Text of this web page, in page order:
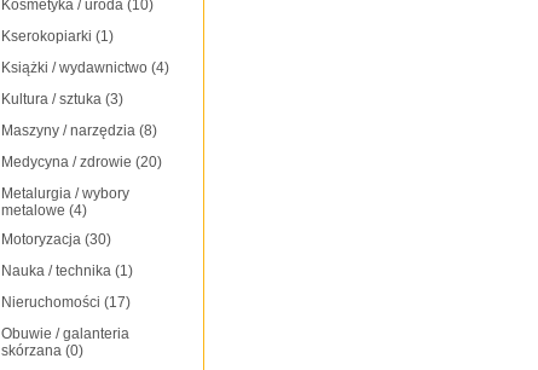
Kosmetyka / uroda (10)
Kserokopiarki (1)
Książki / wydawnictwo (4)
Kultura / sztuka (3)
Maszyny / narzędzia (8)
Medycyna / zdrowie (20)
Metalurgia / wybory
metalowe (4)
Motoryzacja (30)
Nauka / technika (1)
Nieruchomości (17)
Obuwie / galanteria
skórzana (0)